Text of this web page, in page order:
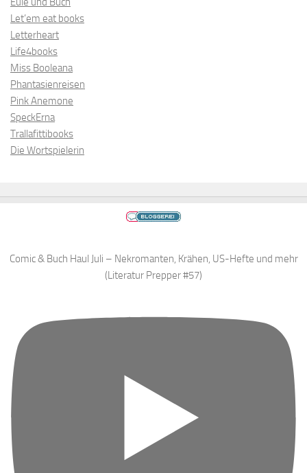
Let’em eat books
Letterheart
Life4books
Miss Booleana
Phantasienreisen
Pink Anemone
SpeckErna
Trallafittibooks
Die Wortspielerin
Comic & Buch Haul Juli – Nekromanten, Krähen, US-Hefte und mehr
(Literatur Prepper #57)